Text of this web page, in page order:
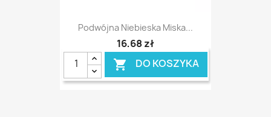
Podwójna Niebieska Miska...
16,68 zł
 DO KOSZYKA